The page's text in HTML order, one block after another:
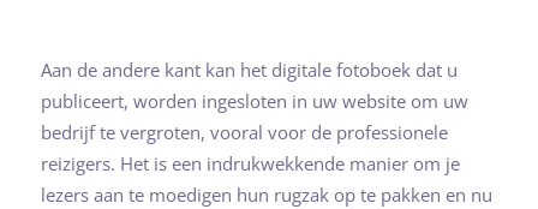
Aan de andere kant kan het digitale fotoboek dat u
publiceert, worden ingesloten in uw website om uw
bedrijf te vergroten, vooral voor de professionele
reizigers. Het is een indrukwekkende manier om je
lezers aan te moedigen hun rugzak op te pakken en nu